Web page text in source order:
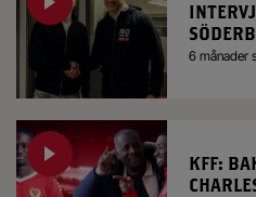
6 månader
KFF: